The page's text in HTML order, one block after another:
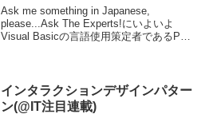
Ask me something in Japanese,
please...Ask The Experts!にいよいよ
Visual Basicの言語使用策定者であるPaul
インタラクションデザインパター
ン(@IT注目連載)